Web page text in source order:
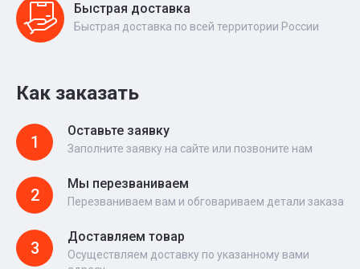
Быстрая доставка
Быстрая доставка по всей территории России
Как заказать
1
Оставьте заявку
Заполните заявку на сайте или позвоните нам
2
Мы перезваниваем
Перезваниваем вам и обговариваем детали заказа
3
Доставляем товар
Осуществляем доставку по указанному вами